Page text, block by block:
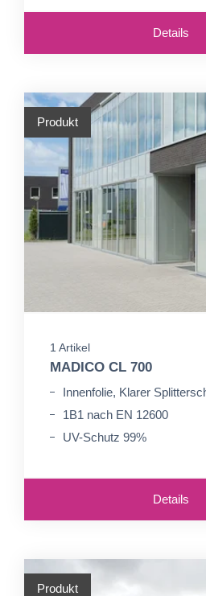
Details
Produkt
1 Artikel
MADICO CL 700
Innenfolie, Klarer
1B1 nach EN 12600
UV-Schutz 99%
Details
Produkt